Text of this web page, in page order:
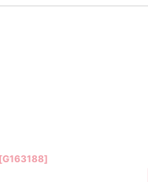
ンレス】